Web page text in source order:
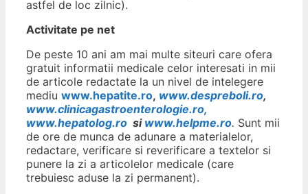
astfel de loc zilnic).
Activitate pe net
De peste 10 ani am mai multe siteuri care ofera
gratuit informatii medicale celor interesati in mii
de articole redactate la un nivel de intelegere
mediu www.hepatite.ro, www.despreboli.ro,
www.clinicagastroenterologie.ro,
www.hepatolog.ro si www.helpme.ro. Sunt mii
de ore de munca de adunare a materialelor,
redactare, verificare si reverificare a textelor si
punere la zi a articolelor medicale (care
trebuiesc aduse la zi permanent).